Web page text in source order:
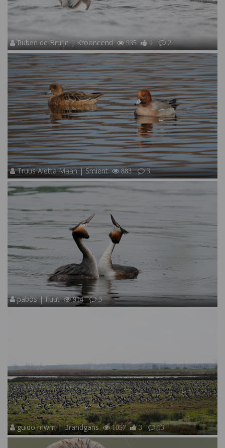
Ruben de Bruijn | Krooneend 935 1 2
Truus Aletta Maan | Smient 883 3
pabos | Fuut 914 3
guido mwm | Brandgans 1057 3 13